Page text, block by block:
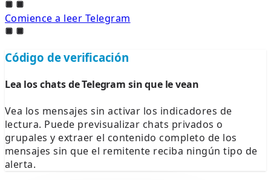
Comience a leer Telegram
Código de verificación
Lea los chats de Telegram sin que le vean
Vea los mensajes sin activar los indicadores de
lectura. Puede previsualizar chats privados o
grupales y extraer el contenido completo de los
mensajes sin que el remitente reciba ningún tipo de
alerta.